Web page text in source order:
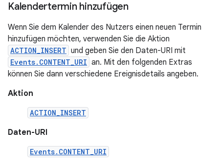
Kalendertermin hinzufügen
Wenn Sie dem Kalender des Nutzers einen neuen Termin
hinzufügen möchten, verwenden Sie die Aktion
ACTION_INSERT und geben Sie den Daten-URI mit
Events.CONTENT_URI an. Mit den folgenden Extras
können Sie dann verschiedene Ereignisdetails angeben.
Aktion
ACTION_INSERT
Daten-URI
Events.CONTENT_URI